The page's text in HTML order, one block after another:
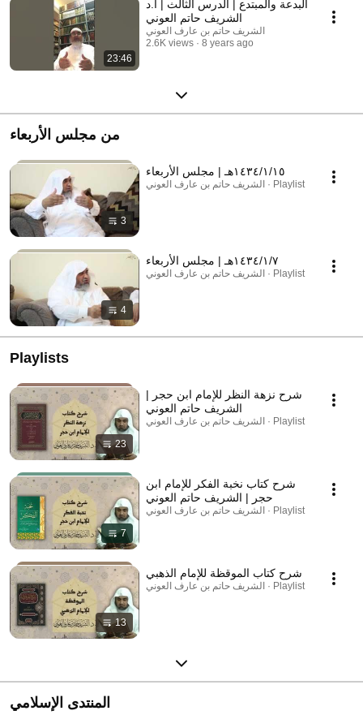
23:46
البدعة والمبتدع | الدرس الثالث | أ.د
الشريف حاتم العوني
الشريف حاتم بن عارف العوني
2.6K views
8 years ago
من مجلس الأربعاء
3
١٤٣٤/١/١٥هـ | مجلس الأربعاء
الشريف حاتم بن عارف العوني · Playlist
4
١٤٣٤/١/٧هـ | مجلس الأربعاء
الشريف حاتم بن عارف العوني · Playlist
Playlists
23
شرح نزهة النظر للإمام ابن حجر |
الشريف حاتم العوني
الشريف حاتم بن عارف العوني · Playlist
7
شرح كتاب نخبة الفكر للإمام ابن
حجر | الشريف حاتم العوني
الشريف حاتم بن عارف العوني · Playlist
13
شرح كتاب الموقظة للإمام الذهبي
الشريف حاتم بن عارف العوني · Playlist
المنتدى الإسلامي